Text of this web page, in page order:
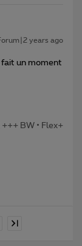
years ago
fait un moment
BW • Flex+